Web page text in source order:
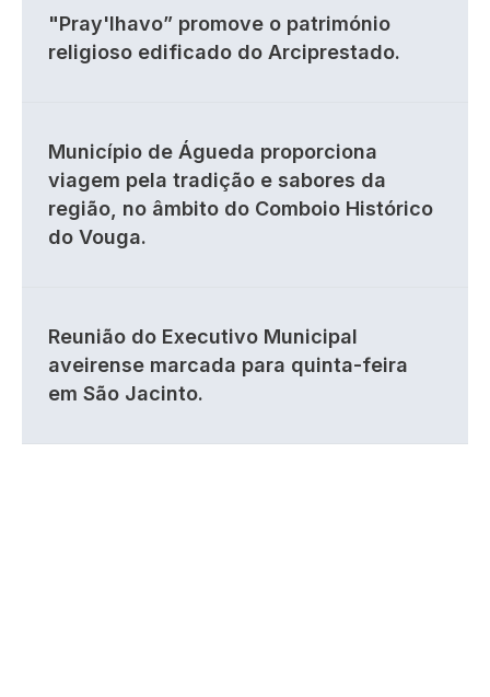
"Pray'lhavo” promove o património
religioso edificado do Arciprestado.
Município de Águeda proporciona
viagem pela tradição e sabores da
região, no âmbito do Comboio Histórico
do Vouga.
Reunião do Executivo Municipal
aveirense marcada para quinta-feira
em São Jacinto.